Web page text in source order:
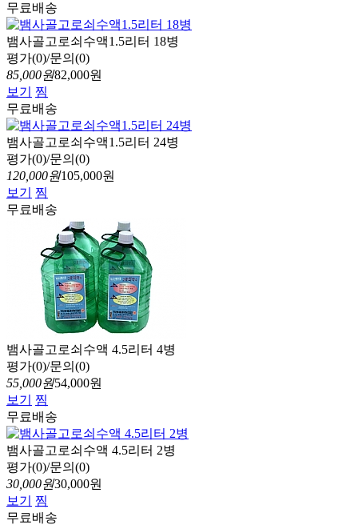
무료배송
뱀사골고로쇠수액1.5리터 18병
평가(0)/문의(0)
85,000원82,000원
보기
찜
무료배송
뱀사골고로쇠수액1.5리터 24병
평가(0)/문의(0)
120,000원105,000원
보기
찜
무료배송
뱀사골고로쇠수액 4.5리터 4병
평가(0)/문의(0)
55,000원54,000원
보기
찜
무료배송
뱀사골고로쇠수액 4.5리터 2병
평가(0)/문의(0)
30,000원30,000원
보기
찜
무료배송